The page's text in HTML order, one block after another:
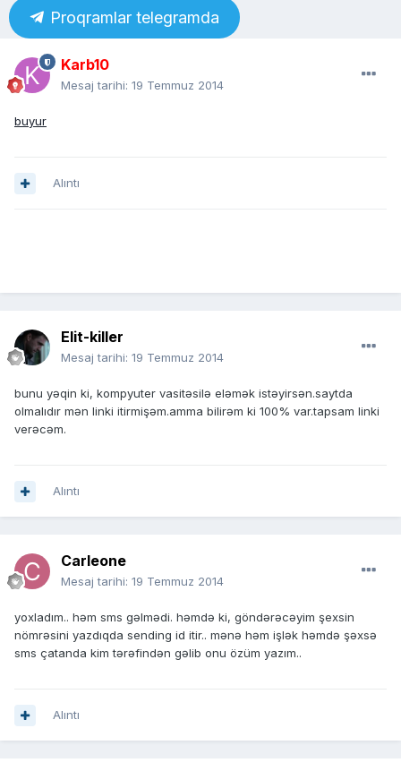
Proqramlar telegramda
Karb10
Mesaj tarihi: 19 Temmuz 2014
buyur
Alıntı
Elit-killer
Mesaj tarihi: 19 Temmuz 2014
bunu yəqin ki, kompyuter vasitəsilə eləmək istəyirsən.saytda
olmalıdır mən linki itirmişəm.amma bilirəm ki 100% var.tapsam linki
verəcəm.
Alıntı
Carleone
Mesaj tarihi: 19 Temmuz 2014
yoxladım.. həm sms gəlmədi. həmdə ki, göndərəcəyim şexsin
nömrəsini yazdıqda sending id itir.. mənə həm işlək həmdə şəxsə
sms çatanda kim tərəfindən gəlib onu özüm yazım..
Alıntı